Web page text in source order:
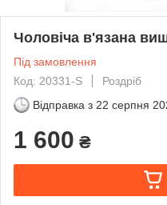
Чоловіча в'язана
Під замовлення
Код: 20331-S
Роздріб
Відправка з 22 серпня
1 600 ₴